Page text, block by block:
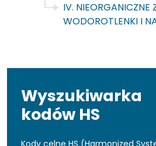
IV. NIEORGANICZNE
WODOROTLENKI I
Wyszukiwarka
kodów HS
Kody celne HS (Harmonized